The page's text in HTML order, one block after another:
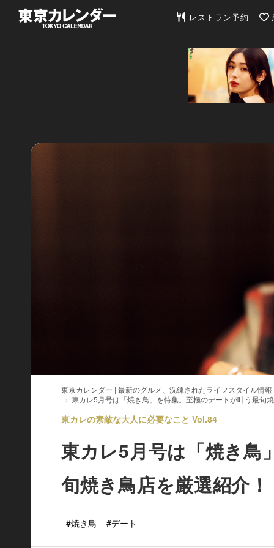
東京カレンダー | 最新
レストラン予約
東京カレンダー | 最新のグルメ、洗練されたライフスタイル情報
東カレ5月号は「焼き鳥」を特集。至極のデートが叶う最旬
東カレの素敵な大人に必要なこと Vol.84
東カレ5月号は「焼き鳥
旬焼き鳥店を厳選紹介！
#焼き鳥 #デート